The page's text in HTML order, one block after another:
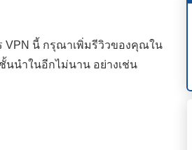
VPN นี้ กรุณาเพิ่มรีวิวของคุณใน
นนำในอีกไม่นาน อย่างเช่น